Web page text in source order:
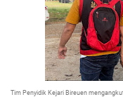
Tim Penyidik Kejari Bireuen